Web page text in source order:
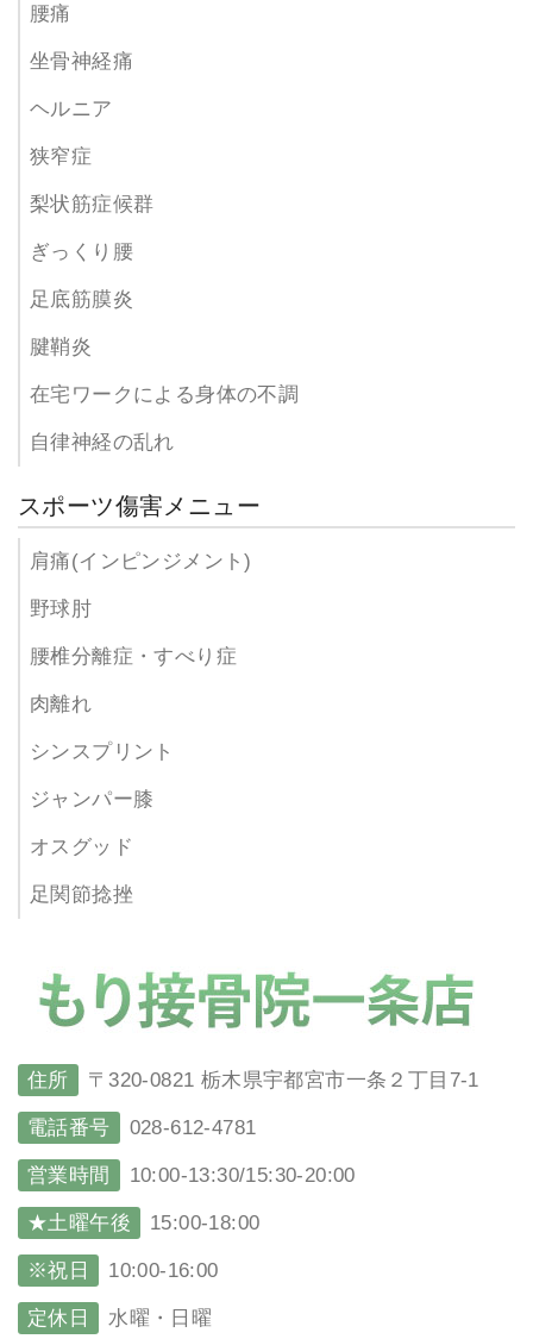
腰痛
坐骨神経痛
ヘルニア
狭窄症
梨状筋症候群
ぎっくり腰
足底筋膜炎
腱鞘炎
在宅ワークによる身体の不調
自律神経の乱れ
スポーツ傷害メニュー
肩痛(インピンジメント)
野球肘
腰椎分離症・すべり症
肉離れ
シンスプリント
ジャンパー膝
オスグッド
足関節捻挫
住所 〒320-0821 栃木県宇都宮市一条２丁目7-1
電話番号 028-612-4781
営業時間 10:00-13:30/15:30-20:00
★土曜午後 15:00-18:00
※祝日 10:00-16:00
定休日 水曜・日曜